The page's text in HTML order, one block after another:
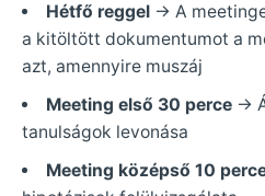
Hétfő reggel-> A
a kitöltött dokumentumot a
azt, amennyire muszáj
Meeting első 30 perce->
tanulságok levonása
Meeting középső 10